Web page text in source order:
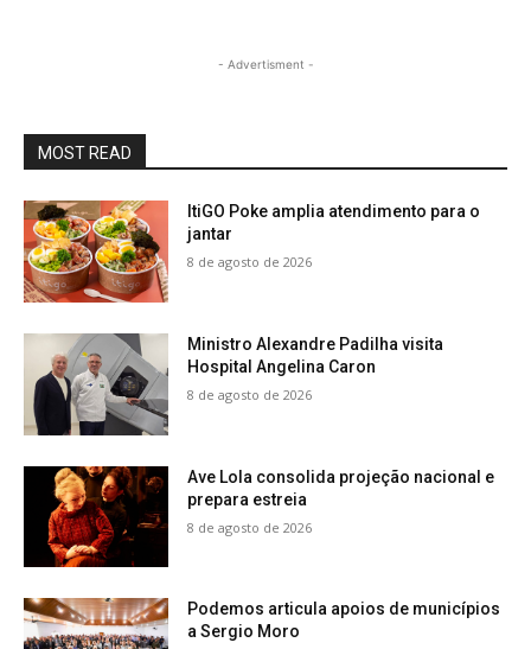
- Advertisment -
MOST READ
ItiGO Poke amplia atendimento para o
jantar
8 de agosto de 2026
Ministro Alexandre Padilha visita
Hospital Angelina Caron
8 de agosto de 2026
Ave Lola consolida projeção nacional e
prepara estreia
8 de agosto de 2026
Podemos articula apoios de municípios
a Sergio Moro